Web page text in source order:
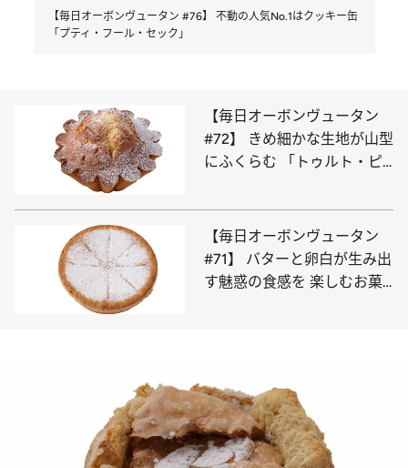
【毎日オーボンヴュータン #76】 不動の人気No.1はクッキー缶
「プティ・フール・セック」
【毎日オーボンヴュータン
#72】 きめ細かな生地が山型
にふくらむ 「トゥルト・ピ
【毎日オーボンヴュータン
#71】 バターと卵白が生み出
す魅惑の食感を 楽しむお菓